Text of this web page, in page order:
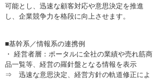
可能とし、迅速な顧客対応や意思決定を推進
し、企業競争力を格段に向上させます。
■基幹系／情報系の連携例
・ 経営者層：ポータルに全社の業績や売れ筋商
品一覧等、経営の羅針盤となる情報を表示
⇒ 迅速な意思決定、経営方針の軌道修正によ